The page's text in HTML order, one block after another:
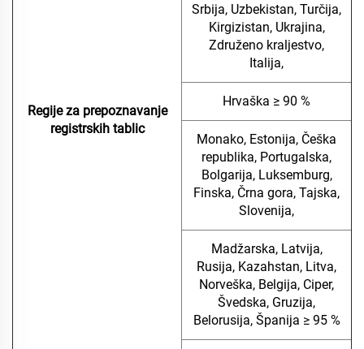
Regije za prepoznavanje
registrskih tablic
Srbija, Uzbekistan, Turčija,
Kirgizistan, Ukrajina,
Združeno kraljestvo,
Italija,
Hrvaška ≥ 90 %
Monako, Estonija, Češka
republika, Portugalska,
Bolgarija, Luksemburg,
Finska, Črna gora, Tajska,
Slovenija,
Madžarska, Latvija,
Rusija, Kazahstan, Litva,
Norveška, Belgija, Ciper,
Švedska, Gruzija,
Belorusija, Španija ≥ 95 %